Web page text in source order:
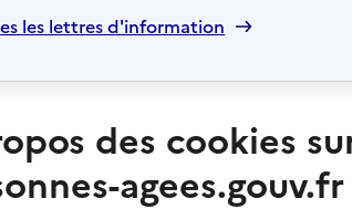
les lettres d'information
autonomie
: évaluation
Vivre à domicile
Bénéficier d'aide à domicile
des cookies
agees.gouv.fr